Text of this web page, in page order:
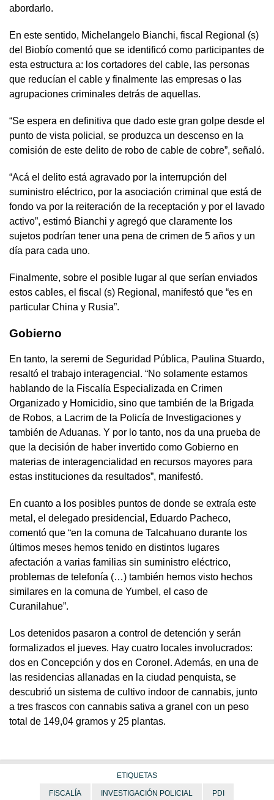
abordarlo.
En este sentido, Michelangelo Bianchi, fiscal Regional (s)
del Biobío comentó que se identificó como participantes de
esta estructura a: los cortadores del cable, las personas
que reducían el cable y finalmente las empresas o las
agrupaciones criminales detrás de aquellas.
“Se espera en definitiva que dado este gran golpe desde el
punto de vista policial, se produzca un descenso en la
comisión de este delito de robo de cable de cobre”, señaló.
“Acá el delito está agravado por la interrupción del
suministro eléctrico, por la asociación criminal que está de
fondo va por la reiteración de la receptación y por el lavado
activo”, estimó Bianchi y agregó que claramente los
sujetos podrían tener una pena de crimen de 5 años y un
día para cada uno.
Finalmente, sobre el posible lugar al que serían enviados
estos cables, el fiscal (s) Regional, manifestó que “es en
particular China y Rusia”.
Gobierno
En tanto, la seremi de Seguridad Pública, Paulina Stuardo,
resaltó el trabajo interagencial. “No solamente estamos
hablando de la Fiscalía Especializada en Crimen
Organizado y Homicidio, sino que también de la Brigada
de Robos, a Lacrim de la Policía de Investigaciones y
también de Aduanas. Y por lo tanto, nos da una prueba de
que la decisión de haber invertido como Gobierno en
materias de interagencialidad en recursos mayores para
estas instituciones da resultados”, manifestó.
En cuanto a los posibles puntos de donde se extraía este
metal, el delegado presidencial, Eduardo Pacheco,
comentó que “en la comuna de Talcahuano durante los
últimos meses hemos tenido en distintos lugares
afectación a varias familias sin suministro eléctrico,
problemas de telefonía (…) también hemos visto hechos
similares en la comuna de Yumbel, el caso de
Curanilahue”.
Los detenidos pasaron a control de detención y serán
formalizados el jueves. Hay cuatro locales involucrados:
dos en Concepción y dos en Coronel. Además, en una de
las residencias allanadas en la ciudad penquista, se
descubrió un sistema de cultivo indoor de cannabis, junto
a tres frascos con cannabis sativa a granel con un peso
total de 149,04 gramos y 25 plantas.
ETIQUETAS
FISCALÍA INVESTIGACIÓN POLICIAL PDI